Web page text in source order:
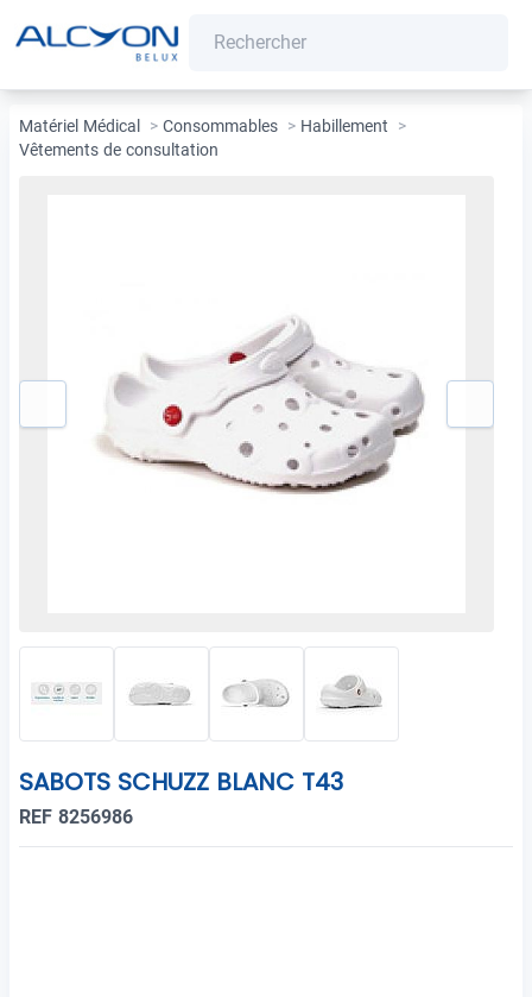
Matériel Médical > Consommables > Habillement
>
Vêtements de consultation
SABOTS SCHUZZ BLANC T43
REF 8256986